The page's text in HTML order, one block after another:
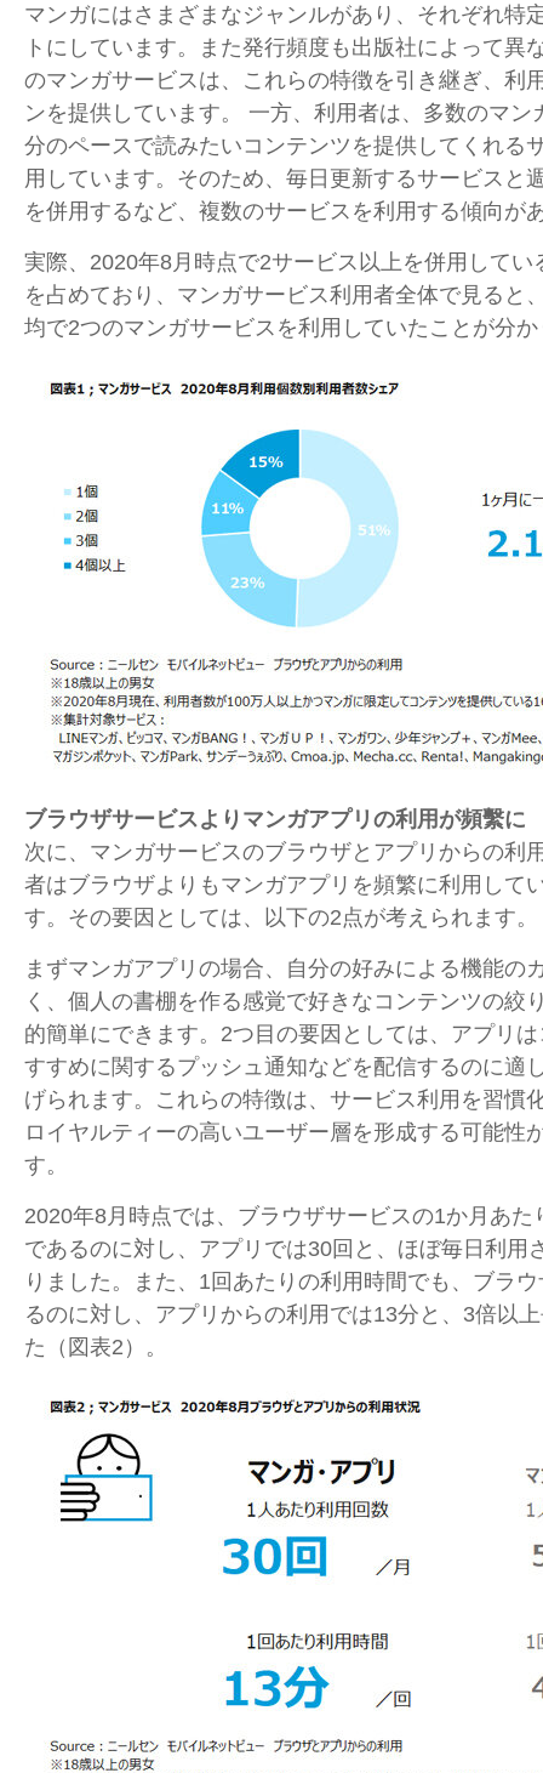
マンガにはさまざまなジャンルがあり、それぞれ特
トにしています。また発行頻度も出版社によって異
のマンガサービスは、これらの特徴を引き継ぎ、利
ンを提供しています。 一方、利用者は、多数のマン
分のペースで読みたいコンテンツを提供してくれる
用しています。そのため、毎日更新するサービスと
を併用するなど、複数のサービスを利用する傾向が
実際、2020年8月時点で2サービス以上を併用してい
を占めており、マンガサービス利用者全体で見ると
均で2つのマンガサービスを利用していたことが分
ブラウザサービスよりマンガアプリの利用が頻繫に
次に、マンガサービスのブラウザとアプリからの利
者はブラウザよりもマンガアプリを頻繁に利用して
す。その要因としては、以下の2点が考えられます。
まずマンガアプリの場合、自分の好みによる機能の
く、個人の書棚を作る感覚で好きなコンテンツの絞
的簡単にできます。2つ目の要因としては、アプリ
すすめに関するプッシュ通知などを配信するのに適
げられます。これらの特徴は、サービス利用を習慣
ロイヤルティーの高いユーザー層を形成する可能性
す。
2020年8月時点では、ブラウザサービスの1か月あ
であるのに対し、アプリでは30回と、ほぼ毎日利用
りました。また、1回あたりの利用時間でも、ブラ
るのに対し、アプリからの利用では13分と、3倍以
た（図表2）。